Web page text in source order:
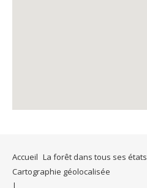
Accueil La forêt dans tous ses états
Cartographie géolocalisée